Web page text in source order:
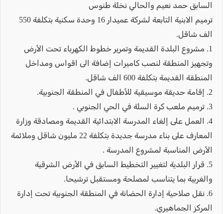
السابق حمد نعيم والحالي نخلة طنوس
ترميم الابنية التابعة لشركة عميدار 16 وحدة سكنية بتكلفة 550
الف شاقل.
1. مشروع البلدة القديمة وتمرير خطوط الكهرباء تحت الأرض
وتجهيز المنطقة لنصب كاميرات إضافة الى اقواس ومداخل
المنطقة القديمة بتكلفة 600 الف شاقل.
2. إقامة حديقة موسيقية للأطفال في المنطقة الجنوبية.
3. ترميم ملعب كرة السلة في الحي الجنوبي .
4. العمل على إلغاء المدرسة الابتدائية القديمة ومصادقة وزارة
المعارف على بناء مدرسة جديدة بتكلفة 22 مليون شاقل وملائمة
الأرض المناسبة لمشروع المدرسة .
5. قرار البلدية لتغيير التخطيط السابق في الأرض الشرقية
والغربية بما يتناسب لمصلحة ومستقبل ترشيحا.
6. نقل صلاحية إدارة الحضانة في المنطقة الجنوبية تحت إدارة
المركز الجماهيري.